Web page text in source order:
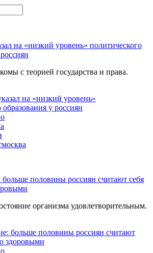
на «низкий уровень» политического
с теорией государства и права.
больше половины россиян считают себя
организма удовлетворительным.